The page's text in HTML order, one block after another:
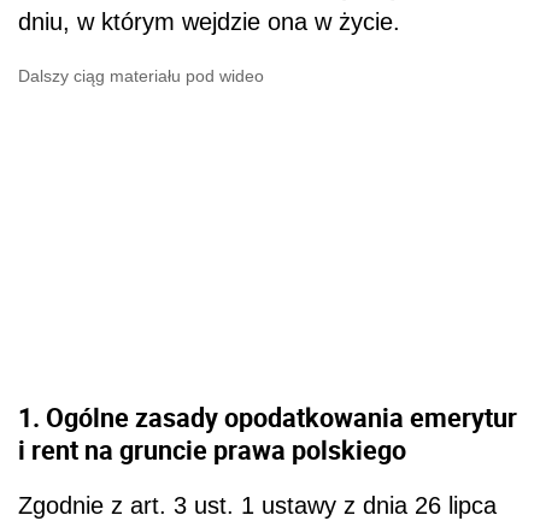
dniu, w którym wejdzie ona w życie.
Dalszy ciąg materiału pod wideo
1. Ogólne zasady opodatkowania emerytur
i rent na gruncie prawa polskiego
Zgodnie z art. 3 ust. 1 ustawy z dnia 26 lipca